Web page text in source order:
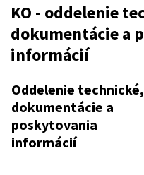
KO - oddelenie
dokumentácie a
informácií
Oddelenie technické,
dokumentácie a
poskytovania
informácií